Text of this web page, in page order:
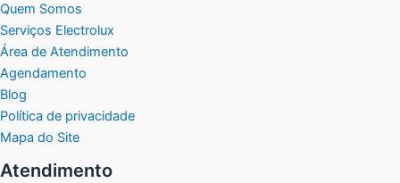
Quem Somos
Serviços Electrolux
Área de Atendimento
Agendamento
Blog
Política de privacidade
Mapa do Site
Atendimento